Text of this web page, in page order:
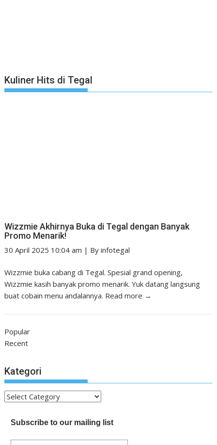
Kuliner Hits di Tegal
Wizzmie Akhirnya Buka di Tegal dengan Banyak
Promo Menarik!
30 April 2025 10:04 am | Byinfotegal
Wizzmie buka cabang di Tegal. Spesial grand opening,
Wizzmie kasih banyak promo menarik. Yuk datang langsung
buat cobain menu andalannya. Read more →
Popular
Recent
Kategori
Kategori
Subscribe to our mailing list